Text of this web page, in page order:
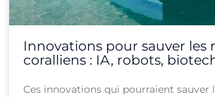
Innovations pour sauver les
coralliens : IA, robots,
Ces innovations qui pourraient sauver